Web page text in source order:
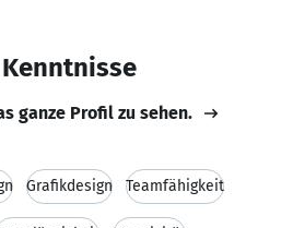
ganze Profil zu sehen.
Grafikdesign Teamfähigkeit